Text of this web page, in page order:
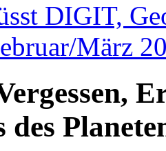
DIGIT,
März
des